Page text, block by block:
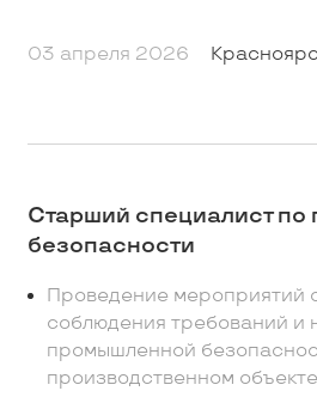
03 апреля 2026
Старший специалист
безопасности
Проведение мероприятий
соблюдения требований и
промышленной
производственном